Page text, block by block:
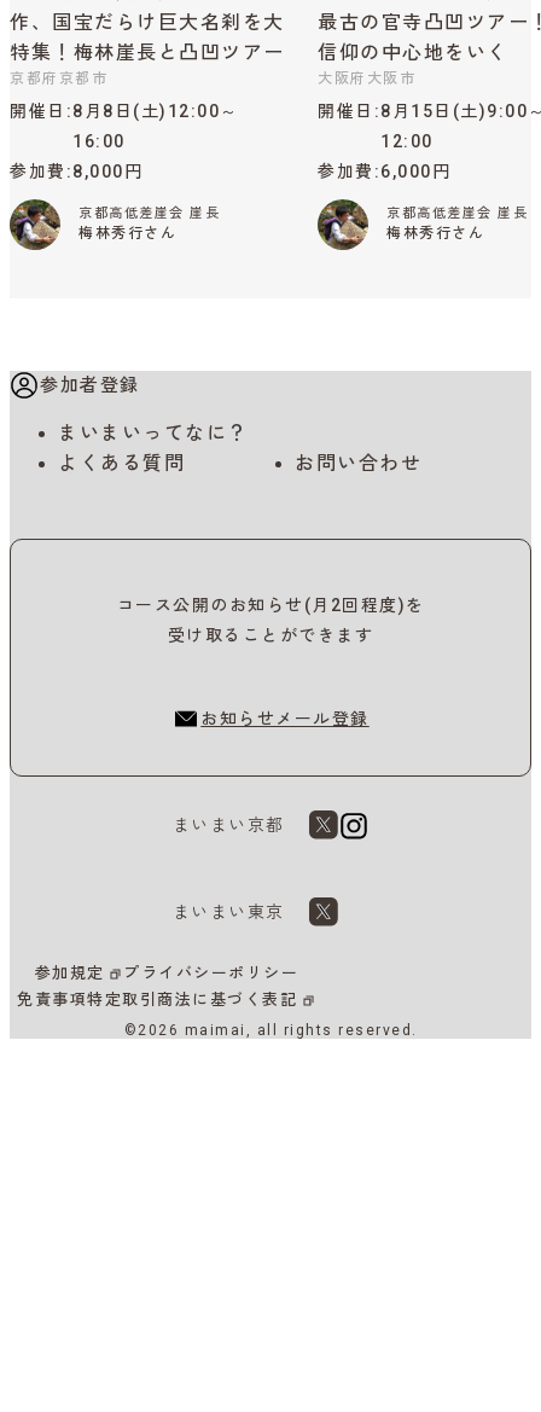
作、国宝だらけ巨大名刹を大
特集！梅林崖長と凸凹ツアー
京都府京都市
開催日
8月8日(土)12:00～
16:00
参加費 8,000円
京都高低差崖会 崖長
梅林秀行さん
最古の官寺凸凹ツアー
信仰の中心地をいく
大阪府大阪市
開催日
8月15日(土)9:00
12:00
参加費 6,000円
京都高低差崖会 崖長
梅林秀行さん
参加者登録
まいまいってなに？
よくある質問
お問い合わせ
コース公開のお知らせ(月2回程度)を
受け取ることができます
お知らせメール登録
まいまい京都
まいまい東京
参加規定
プライバシーポリシー
免責事項特定取引商法に基づく表記
©2026 maimai, all rights reserved.